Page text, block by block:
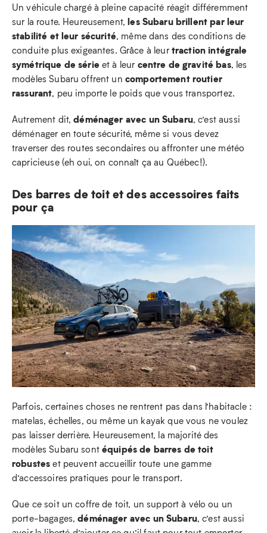
Un véhicule chargé à pleine capacité réagit différemment
sur la route. Heureusement,les Subaru brillent par leur
stabilité et leur sécurité, même dans des conditions de
conduite plus exigeantes. Grâce à leur traction intégrale
symétrique de série et à leur centre de gravité bas, les
modèles Subaru offrent un comportement routier
rassurant, peu importe le poids que vous transportez.
Autrement dit,déménager avec un Subaru, c’est aussi
déménager en toute sécurité, même si vous devez
traverser des routes secondaires ou affronter une météo
capricieuse (eh oui, on connaît ça au Québec!).
Des barres de toit et des accessoires faits
pour ça
Parfois, certaines choses ne rentrent pas dans l’habitacle :
matelas, échelles, ou même un kayak que vous ne voulez
pas laisser derrière. Heureusement, la majorité des
modèles Subaru sont équipés de barres de toit
robustes et peuvent accueillir toute une gamme
d’accessoires pratiques pour le transport.
Que ce soit un coffre de toit, un support à vélo ou un
porte-bagages,déménager avec un Subaru, c’est aussi